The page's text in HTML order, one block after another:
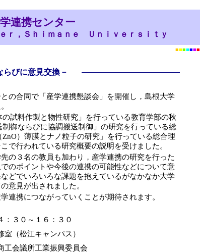
連携センター
ｒ，Ｓｈｉｍａｎｅ Ｕｎｉｖｅｒｓｉｔｙ
■■■■■■■
びに意見交換－
の合同で「産学連携懇談会」を開催し，島根大学
試料作製と物性研究」を行っている教育学部の秋
御ならびに協調搬送制御」の研究を行っている総
）薄膜とナノ粒子の研究」を行っている総合理
で行われている研究概要の説明を受けました。
の３名の教員も加わり，産学連携の研究を行った
のポイントや今後の連携の可能性などについて意
どでいろいろな課題を抱えているがなかなか大学
意見が出されました。
携につながっていくことが期待されます。
３０～１６：３０
（松江キャンパス）
会議所工業振興委員会